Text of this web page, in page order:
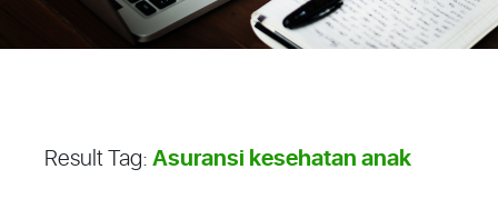
Result Tag:Asuransi kesehatan anak